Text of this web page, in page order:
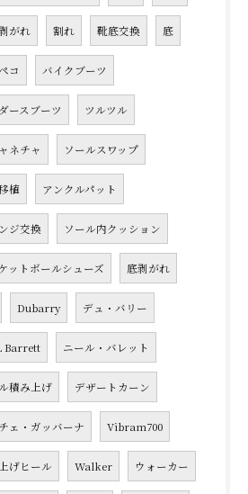
がれ 割れ 靴底交換 底
コ バイクブーツ
ースブーツ ツルツル
ネチャ ソールスワップ
植 アンクルパット
ジ交換 ソール内クッション
ットボールシューズ 底剥がれ
Dubarry デュ・バリー
Barrett ニール・バレット
積み上げ デザートカーン
ェ・ガッバーナ Vibram700
げヒール Walker ウォーカー